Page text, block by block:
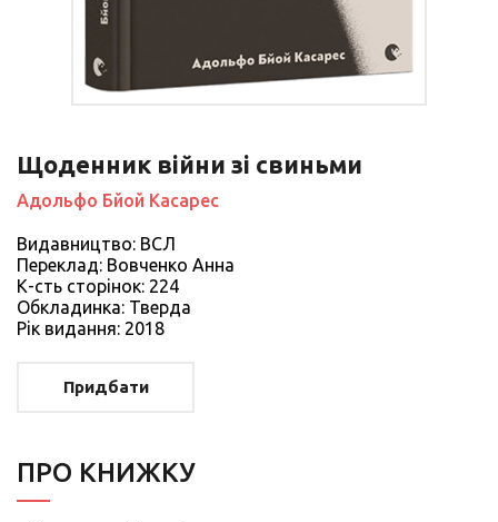
Щоденник війни зі свиньми
Адольфо Бйой Касарес
Видавництво: ВСЛ
Переклад: Вовченко Анна
К-сть сторiнок: 224
Обкладинка: Тверда
Рiк видання: 2018
Придбати
ПРО КНИЖКУ